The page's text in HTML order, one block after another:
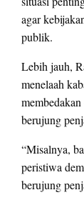
agar
publik.
Lebih jauh,
menelaah
berujung
“Misalnya,
peristiwa
berujung